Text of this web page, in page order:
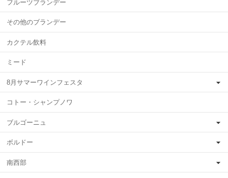
フルーツブランデー
その他のブランデー
カクテル飲料
ミード
8月サマーワインフェスタ
コトー・シャンプノワ
ブルゴーニュ
ボルドー
南西部